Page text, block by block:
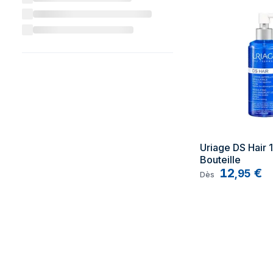
Uriage DS Hair
Bouteille
Dès 12,95 €